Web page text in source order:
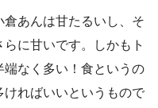
倉あんは甘たるいし、そ
に甘いです。しかもト
なく多い！食というの
ればいいというもので